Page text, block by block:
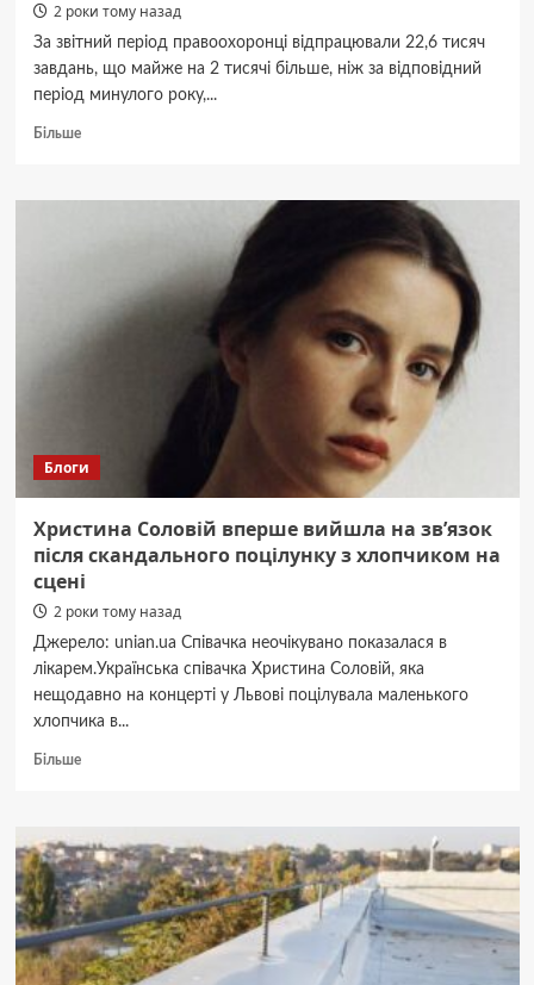
2 роки тому назад
За звітний період правоохоронці відпрацювали 22,6 тисяч
завдань, що майже на 2 тисячі більше, ніж за відповідний
період минулого року,...
БільшеДокладніше
патрульні
Блоги
Христина Соловій вперше вийшла на звʼязок
після скандального поцілунку з хлопчиком на
сцені
2 роки тому назад
Джерело: unian.ua Співачка неочікувано показалася в
лікарем.Українська співачка Христина Соловій, яка
нещодавно на концерті у Львові поцілувала маленького
хлопчика в...
БільшеДокладніше
вперше
вийшла
на
звʼязок
після
скандального